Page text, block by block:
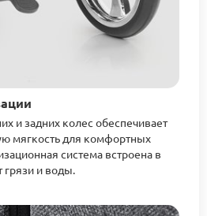
и задних колес обеспечивает
мягкость для комфортных
система встроена в
и воды.